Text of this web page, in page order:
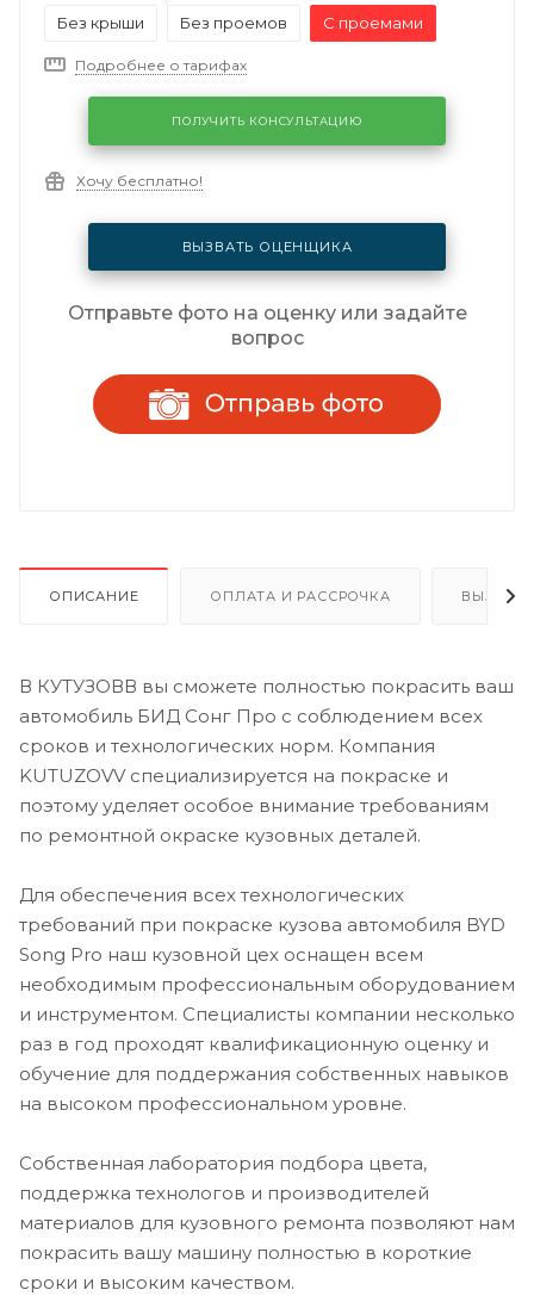
Без крыши
Без проемов С проемами
Подробнее о тарифах
ПОЛУЧИТЬ КОНСУЛЬТАЦИЮ
Хочу бесплатно!
ВЫЗВАТЬ ОЦЕНЩИКА
Отправьте фото на оценку или задайте
вопрос
ОПИСАНИЕ ОПЛАТА И РАССРОЧКА ВЫЗОВ
В КУТУЗОВВ вы сможете полностью покрасить ваш
автомобиль БИД Сонг Про с соблюдением всех
сроков и технологических норм. Компания
KUTUZOVV специализируется на покраске и
поэтому уделяет особое внимание требованиям
по ремонтной окраске кузовных деталей.
Для обеспечения всех технологических
требований при покраске кузова автомобиля BYD
Song Pro наш кузовной цех оснащен всем
необходимым профессиональным оборудованием
и инструментом. Специалисты компании несколько
раз в год проходят квалификационную оценку и
обучение для поддержания собственных навыков
на высоком профессиональном уровне.
Собственная лаборатория подбора цвета,
поддержка технологов и производителей
материалов для кузовного ремонта позволяют нам
покрасить вашу машину полностью в короткие
сроки и высоким качеством.